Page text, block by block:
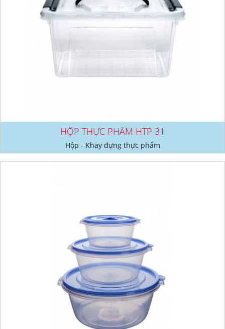
HỘP THỰC PHẨM HTP 31
Hộp - Khay đựng thực phẩm